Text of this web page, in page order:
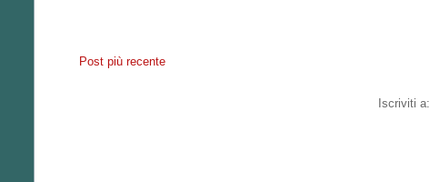
Post più recente
Iscriviti a: